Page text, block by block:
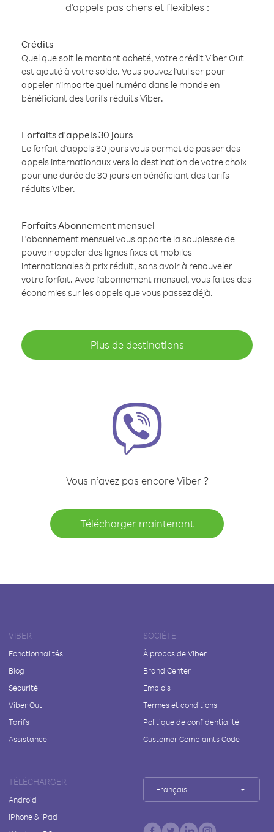
d'appels pas chers et flexibles :
Crédits
Quel que soit le montant acheté, votre crédit Viber Out
est ajouté à votre solde. Vous pouvez l'utiliser pour
appeler n'importe quel numéro dans le monde en
bénéficiant des tarifs réduits Viber.
Forfaits d'appels 30 jours
Le forfait d'appels 30 jours vous permet de passer des
appels internationaux vers la destination de votre choix
pour une durée de 30 jours en bénéficiant des tarifs
réduits Viber.
Forfaits Abonnement mensuel
L'abonnement mensuel vous apporte la souplesse de
pouvoir appeler des lignes fixes et mobiles
internationales à prix réduit, sans avoir à renouveler
votre forfait. Avec l'abonnement mensuel, vous faites des
économies sur les appels que vous passez déjà.
Plus de destinations
Vous n’avez pas encore Viber ?
Télécharger maintenant
VIBER
Fonctionnalités
Blog
Sécurité
Viber Out
Tarifs
Assistance
SOCIÉTÉ
À propos de Viber
Brand Center
Emplois
Termes et conditions
Politique de confidentialité
Customer Complaints Code
TÉLÉCHARGER
Android
iPhone & iPad
Français